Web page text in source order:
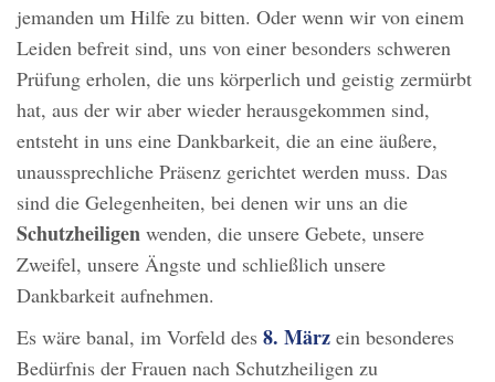
jemanden um Hilfe zu bitten. Oder wenn wir von einem
Leiden befreit sind, uns von einer besonders schweren
Prüfung erholen, die uns körperlich und geistig zermürbt
hat, aus der wir aber wieder herausgekommen sind,
entsteht in uns eine Dankbarkeit, die an eine äußere,
unaussprechliche Präsenz gerichtet werden muss. Das
sind die Gelegenheiten, bei denen wir uns an die
Schutzheiligen wenden, die unsere Gebete, unsere
Zweifel, unsere Ängste und schließlich unsere
Dankbarkeit aufnehmen.
Es wäre banal, im Vorfeld des 8. März ein besonderes
Bedürfnis der Frauen nach Schutzheiligen zu